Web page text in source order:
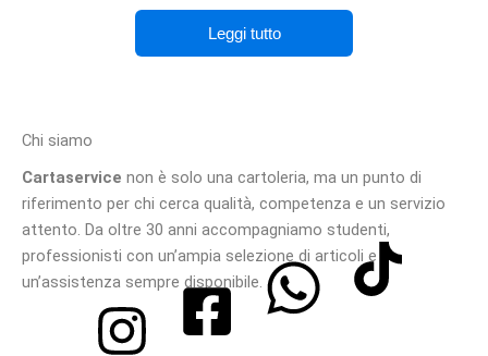
Leggi tutto
Chi siamo
Cartaservice non è solo una cartoleria, ma un punto di
riferimento per chi cerca qualità, competenza e un servizio
attento. Da oltre 30 anni accompagniamo studenti,
professionisti con un’ampia selezione di articoli e
un’assistenza sempre disponibile.